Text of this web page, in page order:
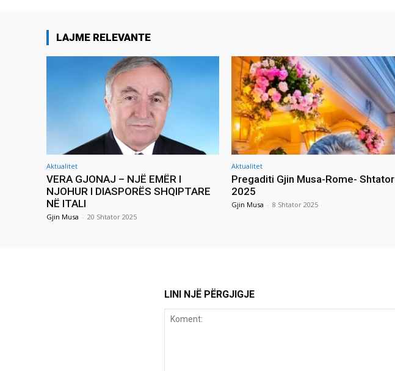
LAJME RELEVANTE
Aktualitet
VERA GJONAJ – NJË EMËR I
NJOHUR I DIASPORËS SHQIPTARE
NË ITALI
Gjin Musa - 20 Shtator 2025
Aktualitet
Pregaditi Gjin Musa-Rome- Shtator
2025
Gjin Musa - 8 Shtator 2025
LINI NJË PËRGJIGJE